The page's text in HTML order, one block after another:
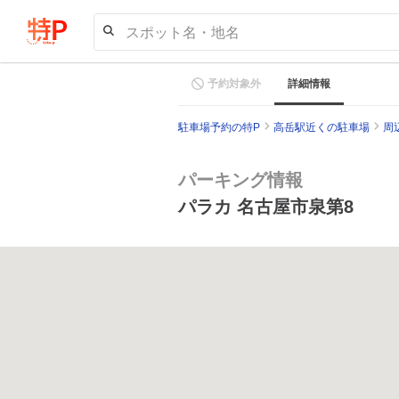
スポット名・地名
予約対象外 詳細情報
駐車場予約の特P 高岳駅近くの駐車場 周
パーキング情報
パラカ 名古屋市泉第8